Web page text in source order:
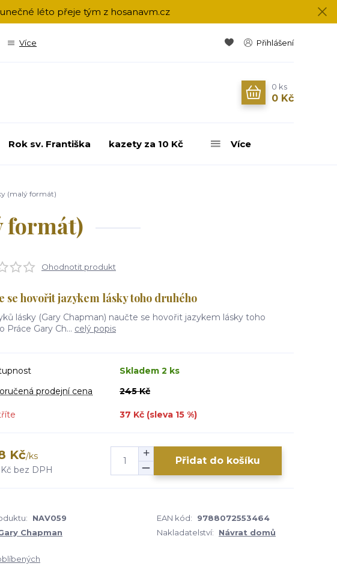
léto přeje tým z hosanavm.cz
Více Přihlášení
0 ks
0 Kč
Rok sv. Františka kazety za 10 Kč Více
(malý formát)
formát)
Ohodnotit produkt
se hovořit jazykem lásky toho druhého
lásky (Gary Chapman) naučte se hovořit jazykem lásky toho
Práce Gary Ch... celý popis
Skladem 2 ks
prodejní cena
245 Kč
37 Kč (sleva 15 %)
Kč/ks
bez DPH
Přidat do košíku
NAV059 EAN kód:
9788072553464
Chapman Nakladatelství: Návrat domů